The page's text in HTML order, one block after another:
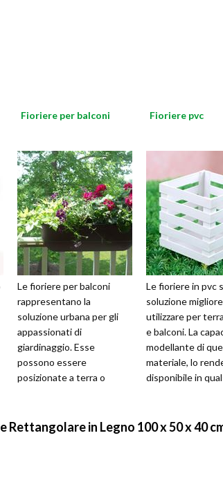
Fioriere per balconi
Le fioriere per balconi
rappresentano la
soluzione urbana per gli
appassionati di
giardinaggio. Esse
possono essere
posizionate a terra o
ottimo modo d
Fioriere pvc
Le fioriere in pvc
soluzione
utilizzare per
e balconi. La
modellante di
materiale, lo
disponibile in
in Legno 100 x 50 x 40